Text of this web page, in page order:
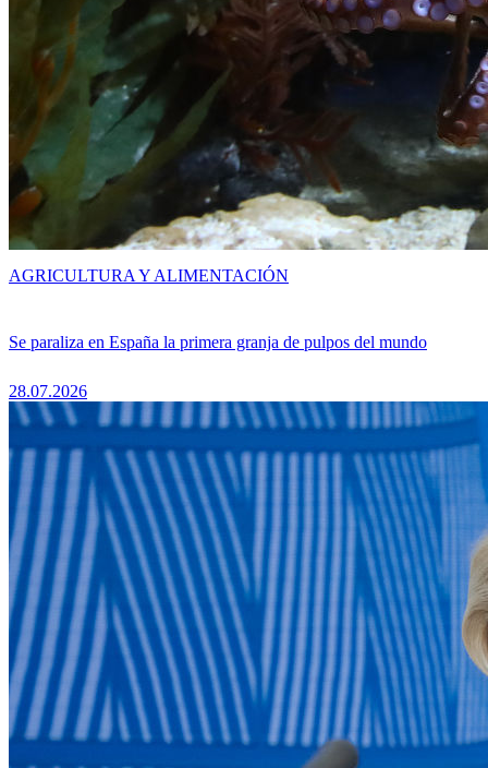
Se paraliza en España la primera granja de pulpos del mundo
28.07.2026
AGRICULTURA Y ALIMENTACIÓN